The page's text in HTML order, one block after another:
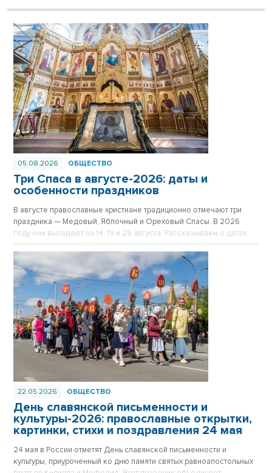
05.08.2026 ОБЩЕСТВО
Три Спаса в августе-2026: даты и
особенности праздников
В августе православные христиане традиционно отмечают три
праздника — Медовый, Яблочный и Ореховый Спасы. В 2026
году они выпадают на 14, 19 и 29 августа. Рассказываем о датах,
22.05.2026 ОБЩЕСТВО
День славянской письменности и
культуры-2026: православные открытки,
картинки, стихи и поздравления 24 мая
24 мая в России отметят День славянской письменности и
культуры, приуроченный ко дню памяти святых равноапостольных